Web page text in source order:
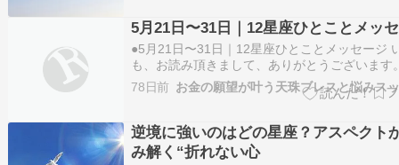
を感じている(意識して…
5月21日〜31日｜12星座ひとことメッ
●5月21日〜31日｜12星座ひとことメッセージ
も、お読み頂きまして、ありがとうございます
ちやんです。 ????5月21日〜31日｜12星座ひ
ッセージ???? 5月後半は、これまでの流れが形
ていきます。…
78日前
逆境に強いのはどの星座？アスペクト
み解く“折れない心